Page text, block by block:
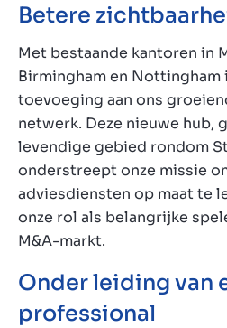
Betere
Met bestaande kantoren in
Birmingham en Nottingham
toevoeging aan ons
netwerk. Deze nieuwe hub,
levendige gebied rondom St
onderstreept onze missie
adviesdiensten op maat te
onze rol als belangrijke
M&A-markt.
Onder leiding van
professional